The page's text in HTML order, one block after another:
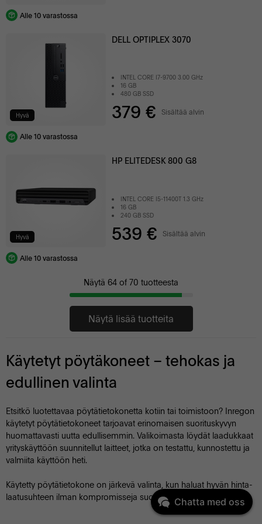
Alle 10 varastossa
Hyvä
DELL OPTIPLEX 3070
INTEL CORE I7-9700 3.00 GHz
16 GB
480 GB SSD
379 € Sisältää alvin
Alle 10 varastossa
Hyvä
HP ELITEDESK 800 G8
INTEL CORE I5-11400T 1.3 GHz
16 GB
240 GB SSD
539 € Sisältää alvin
Alle 10 varastossa
Näytä 64 of 70 tuotteesta
Näytä lisää tuotteita
Käytetyt pöytäkoneet – tehokas ja
edullinen valinta
Etsitkö luotettavaa pöytätietokonetta kotiin tai toimistoon? Inregon
käytetyt pöytätietokoneet tarjoavat erinomaisen suorituskyvyn
huomattavasti uutta edullisemmin. Valikoimasta löydät laadukkaat
yrityskäyttöön suunnitellut laitteet, jotka on testattu, kunnostettu ja
valmiita käyttöön heti.
Käytetty pöytätietokone on järkevä valinta, kun haluat hyvän hinta-
laatusuhteen ilman kompromisseja suorituskyvyssä.Chatta med oss